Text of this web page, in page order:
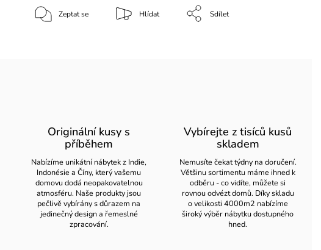
Zeptat se Hlídat Sdílet
Originální kusy s
příběhem
Nabízíme unikátní nábytek z Indie,
Indonésie a Číny, který vašemu
domovu dodá neopakovatelnou
atmosféru. Naše produkty jsou
pečlivě vybírány s důrazem na
jedinečný design a řemeslné
zpracování.
Vybírejte z tisíců kusů
skladem
Nemusíte čekat týdny na doručení.
Většinu sortimentu máme ihned k
odběru - co vidíte, můžete si
rovnou odvézt domů. Díky skladu
o velikosti 4000m2 nabízíme
široký výběr nábytku dostupného
hned.